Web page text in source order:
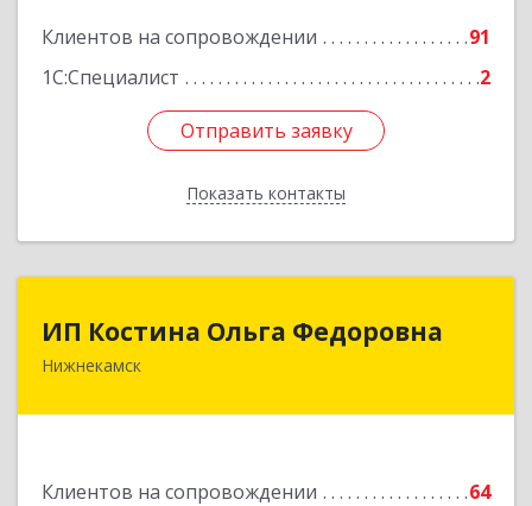
Клиентов на сопровождении
91
1С:Специалист
2
Отправить заявку
Показать контакты
Отправить заявку
Назад
ИП Костина Ольга Федоровна
Нижнекамск
Клиентов на сопровождении 64